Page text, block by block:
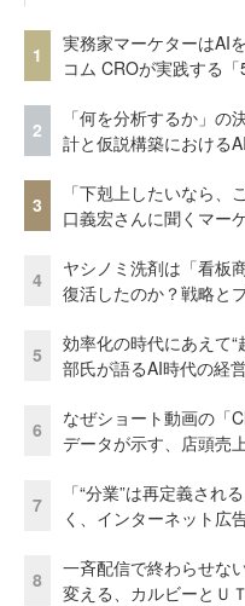
1
実務家マーケターはAI
コム CROが実践する「
2
「何を分析するか」の
計と仮説構築における
3
「下剋上したいなら、
口義宏さんに聞くマー
4
ヤシノミ洗剤は「看板
復活したのか？戦略と
5
効率化の時代にあえて
部氏が語るAI時代の経
6
なぜショート動画の「
データが示す、店頭売
7
「“分業”は再定義され
く、インターネット広
8
一斉配信で終わらせな
変える、カルビーとＵ